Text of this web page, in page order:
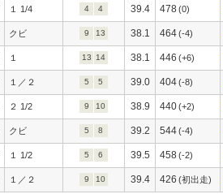
１ 1/4 4 4 39.4 478(0)
クビ 9 13 38.1 464(-4)
１ 13 14 38.1 446 (+6)
１／２ 5 5 39.0 404(-8)
２ 1/2 9 10 38.9 440(+2)
クビ 5 8 39.2 544(-4)
１ 1/2 5 6 39.5 458(-2)
１／２ 9 10 39.4 426 (初出走)